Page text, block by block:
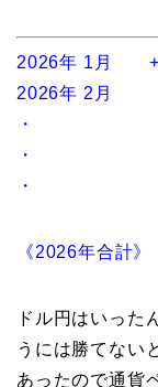
2026年 1月
2026年 2月
・
・
・
《2026年合計
ドル円はいった
うには勝てない
あったので通貨